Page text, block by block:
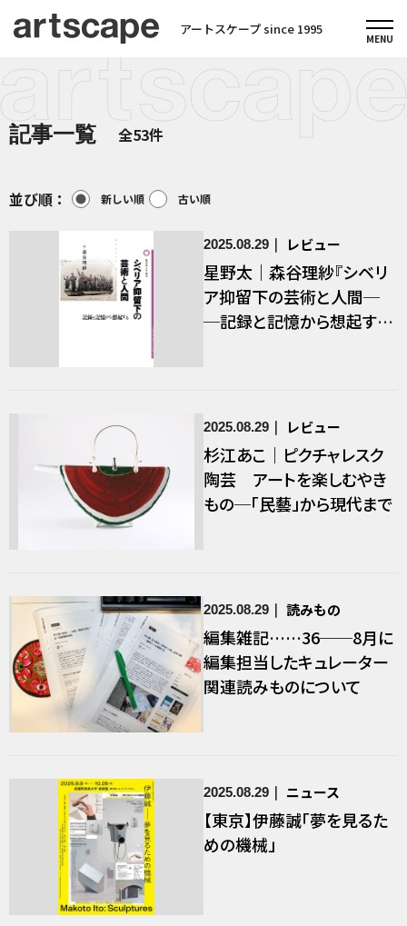
アートスケープ since 1995
記事一覧 全53件
並び順： 新しい順 古い順
2025.08.29 レビュー
星野太｜森谷理紗『シベリ
ア抑留下の芸術と人間─
─記録と記憶から想起す
2025.08.29 レビュー
杉江あこ｜ピクチャレスク
陶芸 アートを楽しむやき
もの─「民藝」から現代まで
2025.08.29 読みもの
編集雑記……36──8月に
編集担当したキュレーター
関連読みものについて
2025.08.29 ニュース
【東京】伊藤誠「夢を見るた
めの機械」